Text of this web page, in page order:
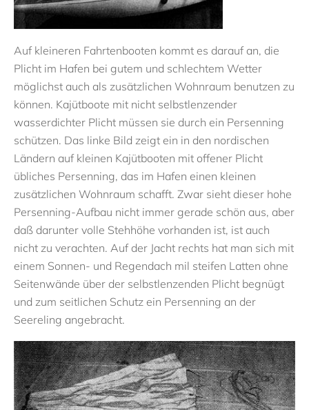
Auf kleineren Fahrtenbooten kommt es darauf an, die
Plicht im Hafen bei gutem und schlechtem Wetter
möglichst auch als zusätzlichen Wohnraum benutzen zu
können. Kajütboote mit nicht selbstlenzender
wasserdichter Plicht müssen sie durch ein Persenning
schützen. Das linke Bild zeigt ein in den nordischen
Ländern auf kleinen Kajütbooten mit offener Plicht
übliches Persenning, das im Hafen einen kleinen
zusätzlichen Wohnraum schafft. Zwar sieht dieser hohe
Persenning-Aufbau nicht immer gerade schön aus, aber
daß darunter volle Stehhöhe vorhanden ist, ist auch
nicht zu verachten. Auf der Jacht rechts hat man sich mit
einem Sonnen- und Regendach mil steifen Latten ohne
Seitenwände über der selbstlenzenden Plicht begnügt
und zum seitlichen Schutz ein Persenning an der
Seereling angebracht.